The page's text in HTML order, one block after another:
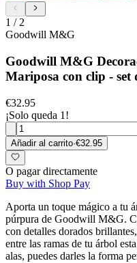
1 /2
Goodwill M&G
Goodwill M&G
Mariposa con clip - set
€32.95
¡Solo queda 1!
Añadir al carrito·€32.95
O pagar directamente
Buy with Shop Pay
Aporta un toque mágico a tu
púrpura de Goodwill M&G.
con detalles dorados
entre las ramas de tu árbol
alas, puedes darles la forma